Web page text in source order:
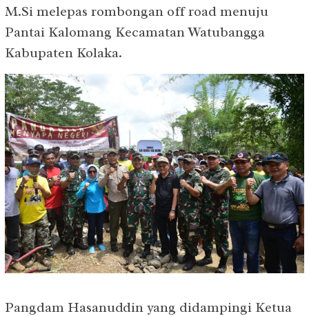
M.Si melepas rombongan off road menuju
Pantai Kalomang Kecamatan Watubangga
Kabupaten Kolaka.
Pangdam Hasanuddin yang didampingi Ketua